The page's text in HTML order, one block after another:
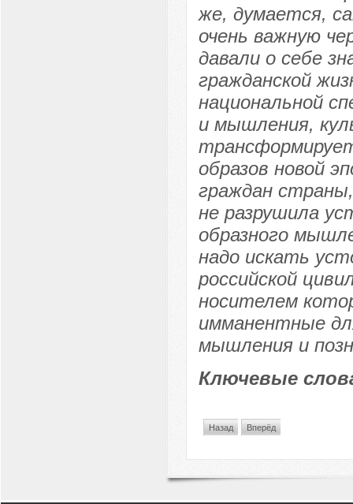
же, думается,
очень важную
давали о себе
гражданской
национальной
и мышления,
образов новой
граждан
не разрушила
образного
надо искать
российской
носителем
имманентные
мышления и
Ключевые
Назад Вперёд